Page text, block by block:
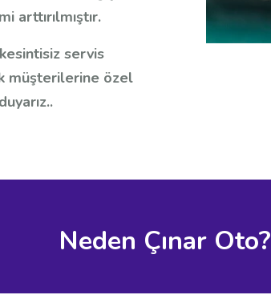
arttırılmıştır.
servis
müşterilerine özel
Neden Çınar Oto?